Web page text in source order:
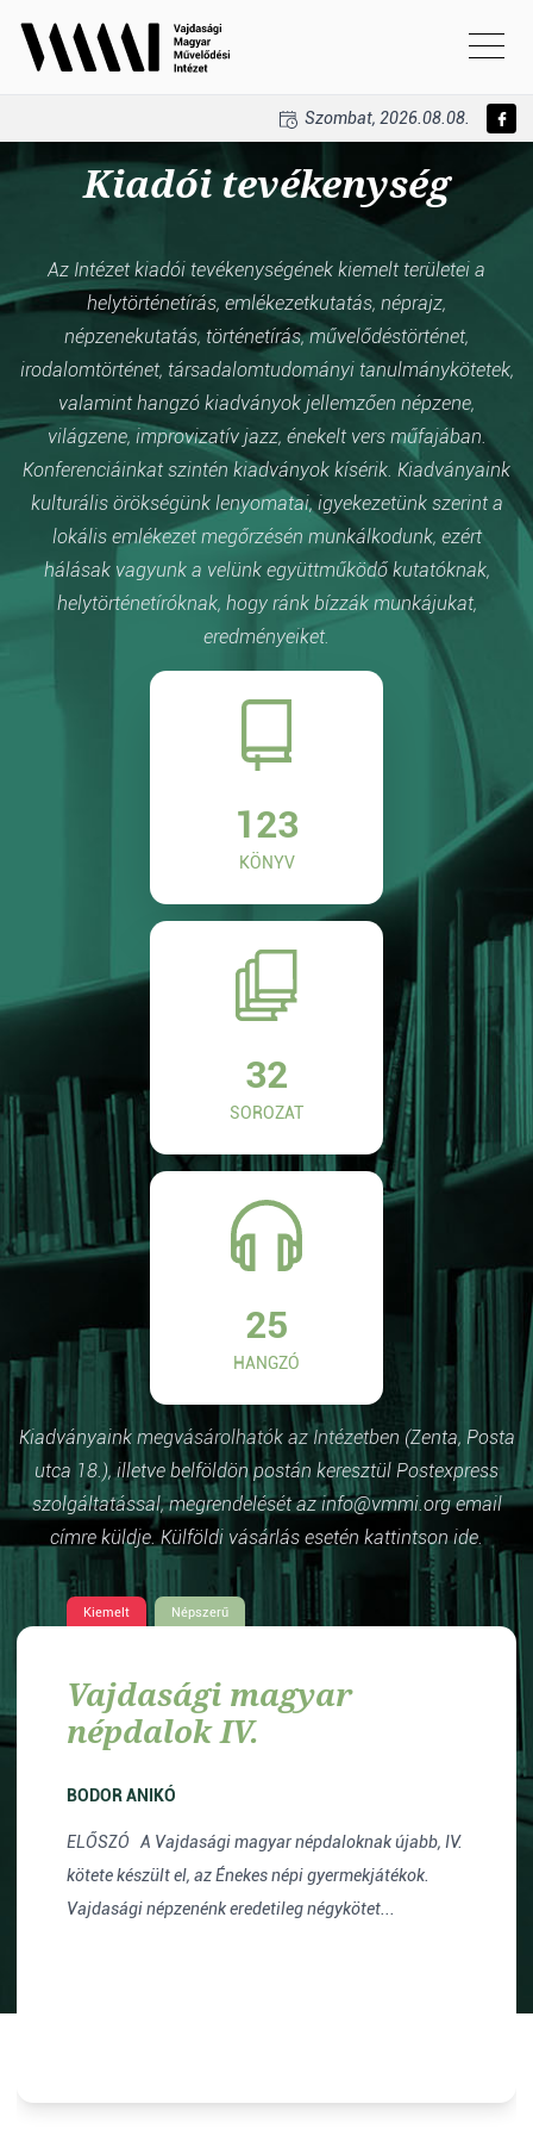
Szombat, 2026.08.08.
Kiadói tevékenység
Az Intézet kiadói tevékenységének kiemelt területei a
helytörténetírás, emlékezetkutatás, néprajz,
népzenekutatás, történetírás, művelődéstörténet,
irodalomtörténet, társadalomtudományi tanulmánykötetek,
valamint hangzó kiadványok jellemzően népzene,
világzene, improvizatív jazz, énekelt vers műfajában.
Konferenciáinkat szintén kiadványok kísérik. Kiadványaink
kulturális örökségünk lenyomatai, igyekezetünk szerint a
lokális emlékezet megőrzésén munkálkodunk, ezért
hálásak vagyunk a velünk együttműködő kutatóknak,
helytörténetíróknak, hogy ránk bízzák munkájukat,
eredményeiket.
123
KÖNYV
32
SOROZAT
25
HANGZÓ
Kiadványaink megvásárolhatók az Intézetben (Zenta, Posta
utca 18.), illetve belföldön postán keresztül Postexpress
szolgáltatással, megrendelését az info@vmmi.org email
címre küldje. Külföldi vásárlás esetén kattintson ide.
Kiemelt Népszerű
Vajdasági magyar
népdalok IV.
BODOR ANIKÓ
ELŐSZÓ A Vajdasági magyar népdaloknak újabb, IV.
kötete készült el, az Énekes népi gyermekjátékok.
Vajdasági népzenénk eredetileg négykötet...